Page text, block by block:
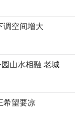
调空间增大
山水相融 老城
希望要凉